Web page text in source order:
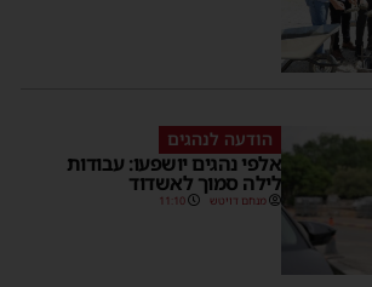
הודעה לנהגים
אלפי נהגים יושפעו: עבודות
לילה סמוך לאשדוד
מנחם דויטש 11:10